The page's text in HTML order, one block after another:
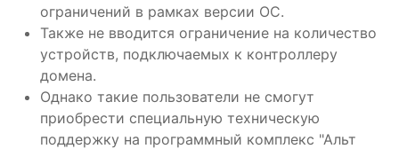
ограничений в рамках версии ОС.
Также не вводится ограничение на количество
устройств, подключаемых к контроллеру
домена.
Однако такие пользователи не смогут
приобрести специальную техническую
поддержку на программный комплекс "Альт